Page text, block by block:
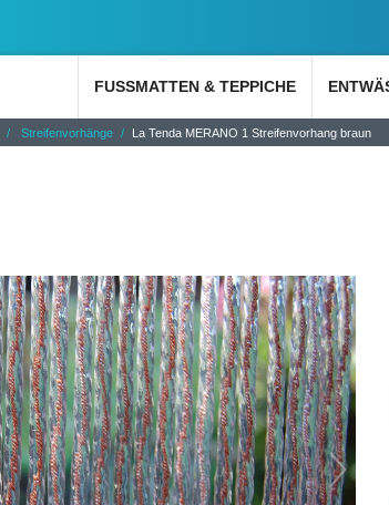
FUSSMATTEN & TEPPICHE
Streifenvorhänge La Tenda MERANO 1 Streifenvorhang braun